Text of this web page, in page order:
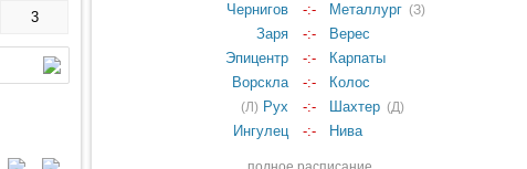
Чернигов -:- Металлург (З)
Заря -:-
Верес
Эпицентр
-:-
Карпаты
Ворскла
-:- Колос
(Л) Рух -:- Шахтер (Д)
Ингулец -:- Нива
3